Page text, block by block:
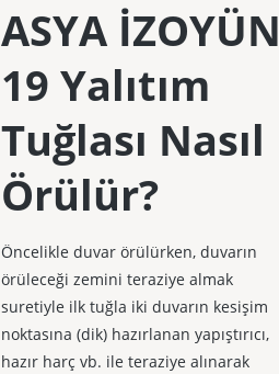
ASYA İZOYÜN
19 Yalıtım
Tuğlası Nasıl
Örülür?
Öncelikle duvar örülürken, duvarın
örüleceği zemini teraziye almak
suretiyle ilk tuğla iki duvarın kesişim
noktasına (dik) hazırlanan yapıştırıcı,
hazır harç vb. ile teraziye alınarak